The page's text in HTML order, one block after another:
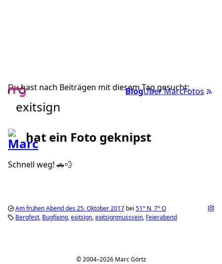
BlogÜber MarcFotos
Du hast nach Beiträgen mit diesem Tag gesucht:
exitsign
hat ein Foto geknipst
Schnell weg! 🚗💨
Am frühen Abend des 25. Oktober 2017 bei 51° N,7°O
Bergfest Bugfixing exitsign exitsignmusssein Feierabend
© 2004–2026 Marc Görtz